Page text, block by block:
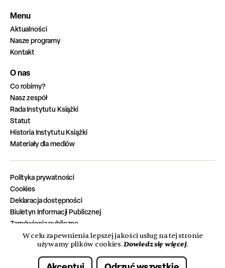
Menu
Aktualności
Nasze programy
Kontakt
O nas
Co robimy?
Nasz zespół
Rada Instytutu Książki
Statut
Historia Instytutu Książki
Materiały dla mediów
Polityka prywatności
Cookies
Deklaracja dostępności
Biuletyn Informacji Publicznej
Zamówienia publiczne
Zadania zrealizowane z budżetu państwa
Oferty pracy
W celu zapewnienia lepszej jakości usług na tej stronie
używamy plików cookies.Dowiedz się więcej.